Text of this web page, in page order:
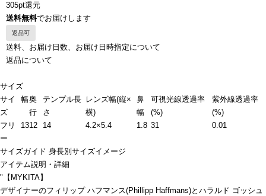
305pt還元
送料無料でお届けします
返品可
送料、お届け日数、お届け日時指定について
返品について
サイズ
サイ
ズ
幅奥
行
テンプル長
さ
レンズ幅(縦×
横)
鼻
幅
可視光線透過率
(%)
紫外線透過率
(%)
フリ
ー
1312 14 4.2×5.4 1.8 31 0.01
サイズガイド 身長別サイズイメージ
アイテム説明・詳細
"【MYKITA】
デザイナーのフィリップ ハフマンス(Phillipp Haffmans)とハラルド ゴッシュ